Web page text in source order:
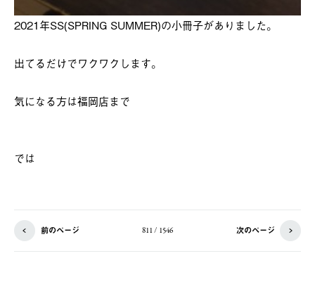
2021年SS(SPRING SUMMER)の小冊子がありました。
出てるだけでワクワクします。
気になる方は福岡店まで
では
前のページ 811 / 1546 次のページ